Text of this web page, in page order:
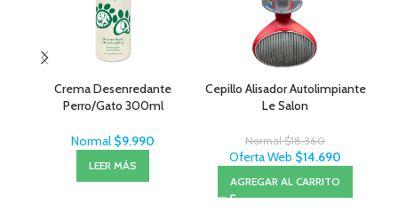
Crema Desenredante
Perro/Gato 300ml
Normal $9.990
LEER MÁS
Cepillo Alisador Autolimpiante
Le Salon
Normal$18.360
Oferta Web $14.690
AGREGAR AL CARRITO